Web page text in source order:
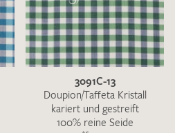
3091C-13
Doupion/Taffeta Kristall
kariert und gestreift
100% reine Seide